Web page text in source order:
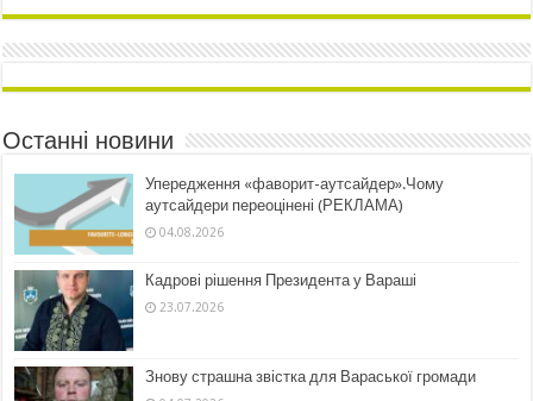
Останні новини
Упередження «фаворит-аутсайдер».Чому
аутсайдери переоцінені (РЕКЛАМА)
04.08.2026
Кадрові рішення Президента у Вараші
23.07.2026
Знову страшна звістка для Вараської громади